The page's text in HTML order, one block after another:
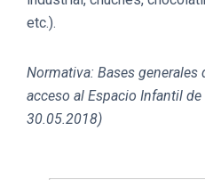
etc.).
Normativa: Bases
acceso al Espacio Infantil
30.05.2018)